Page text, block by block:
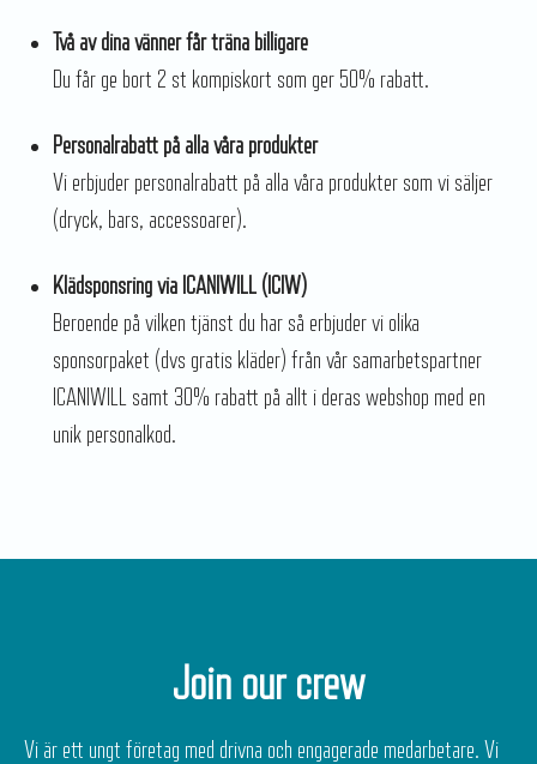
Två av dina vänner får träna billigare
Du får ge bort 2 st kompiskort som ger 50% rabatt.
Personalrabatt på alla våra produkter
Vi erbjuder personalrabatt på alla våra produkter som vi säljer
(dryck, bars, accessoarer).
Klädsponsring via ICANIWILL (ICIW)
Beroende på vilken tjänst du har så erbjuder vi olika
sponsorpaket (dvs gratis kläder) från vår samarbetspartner
ICANIWILL samt 30% rabatt på allt i deras webshop med en
unik personalkod.
Join our crew
Vi är ett ungt företag med drivna och engagerade medarbetare. Vi